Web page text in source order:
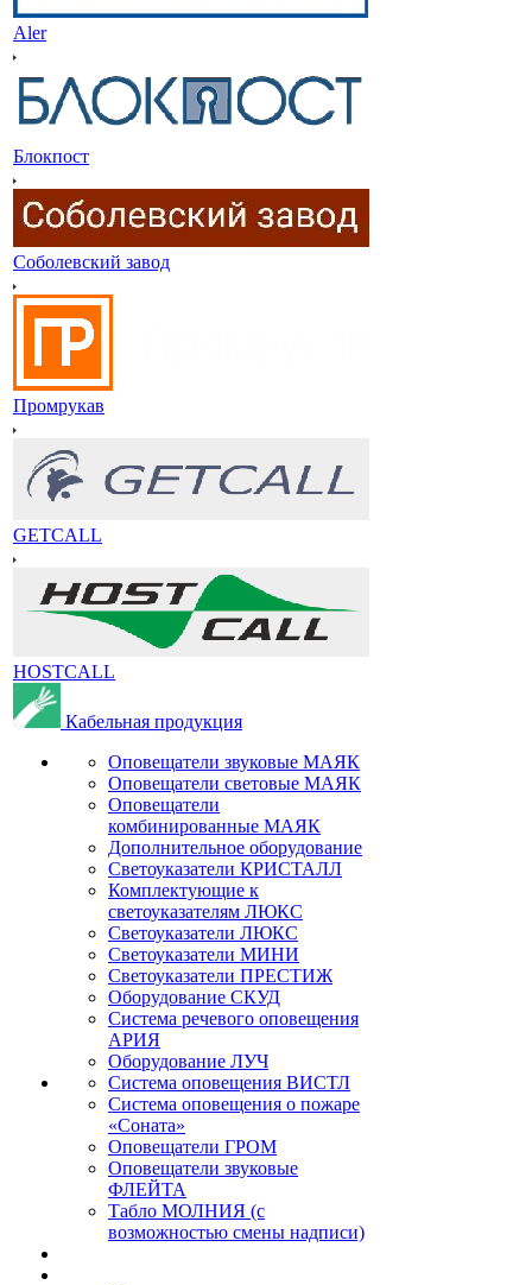
Aler
Блокпост
Соболевский завод
Промрукав
GETCALL
HOSTCALL
Кабельная продукция
Оповещатели звуковые МАЯК
Оповещатели световые МАЯК
Оповещатели
комбинированные МАЯК
Дополнительное оборудование
Светоуказатели КРИСТАЛЛ
Комплектующие к
светоуказателям ЛЮКС
Светоуказатели ЛЮКС
Светоуказатели МИНИ
Светоуказатели ПРЕСТИЖ
Оборудование СКУД
Система речевого оповещения
АРИЯ
Оборудование ЛУЧ
Система оповещения ВИСТЛ
Система оповещения о пожаре
«Соната»
Оповещатели ГРОМ
Оповещатели звуковые
ФЛЕЙТА
Табло МОЛНИЯ (с
возможностью смены надписи)